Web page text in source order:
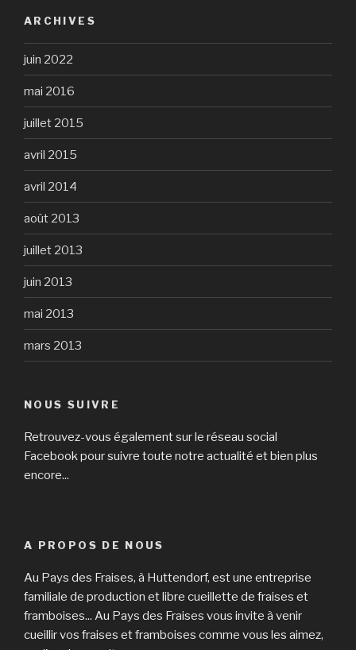
ARCHIVES
juin 2022
mai 2016
juillet 2015
avril 2015
avril 2014
août 2013
juillet 2013
juin 2013
mai 2013
mars 2013
NOUS SUIVRE
Retrouvez-vous également sur le réseau social
Facebook pour suivre toute notre actualité et bien plus
encore...
A PROPOS DE NOUS
Au Pays des Fraises, à Huttendorf, est une entreprise
familiale de production et libre cueillette de fraises et
framboises... Au Pays des Fraises vous invite à venir
cueillir vos fraises et framboises comme vous les aimez,